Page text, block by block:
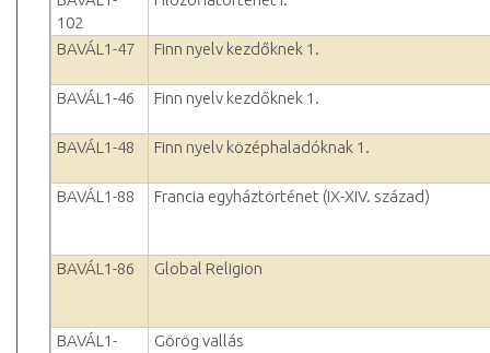
102
BAVÁL1-47 Finn nyelv kezdőknek 1.
BAVÁL1-46 Finn nyelv kezdőknek 1.
BAVÁL1-48 Finn nyelv középhaladóknak 1.
BAVÁL1-88 Francia egyháztörténet (IX-XIV. század)
BAVÁL1-86 Global Religion
BAVÁL1-
Görög vallás